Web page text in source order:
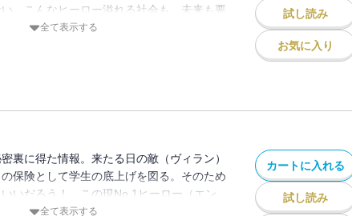
。こんなヒーロー溢れる社会も、未来も要
ろよ!!全て表示する
試し読み
お気に入り
裏に得た情報。来たる日の敵（ヴィラン）
保険として学生の底上げを図る。そのため
いだろう！ この現No.1ヒーロー（エン
ち3人を徹底的に鍛え上げてやる！ “Plus
全て表示する
カートに入れる
試し読み